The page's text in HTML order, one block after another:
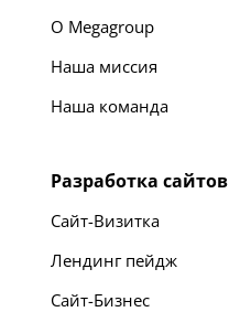
О Megagroup
Наша миссия
Наша команда
Разработка сайтов
Сайт-Визитка
Лендинг пейдж
Сайт-Бизнес